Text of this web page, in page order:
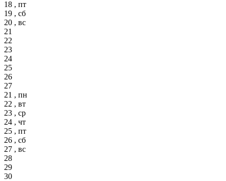
18 , пт
19 , сб
20 , вс
21
22
23
24
25
26
27
21 , пн
22 , вт
23 , ср
24 , чт
25 , пт
26 , сб
27 , вс
28
29
30